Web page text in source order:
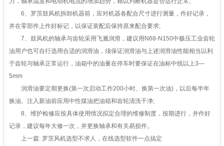
6、罗茨鼓风机拆卸机器前，应对机器各配合尺寸进行测量，作好记录，
并在零部件上作好标记，以保证装配后保持原来配合要求;
7、鼓风机的轴承与齿轮采用飞溅润滑，建议用N68-N150中极压工业齿轮
油用户也可自行选用合适的润滑油，须保证润滑油与上述润滑油性能相当以利
于齿轮与轴承正常运行，油箱中的油量在停车时要保证在油标中线以上3—
5mm
润滑油要定期更换(第一次启动工作200小时、换第一次油)，以后每半年
换油。注入新油前应用中性煤油把油箱和齿轮清洗干净;
8、维护检修应按具体使用情况拟定合理的维修制度，按期进行，并作好
记录，建议每年大修一次，并更换轴承和有关易损件。
上一篇: 罗茨风机选型不求人，在线选型软件一点搞定